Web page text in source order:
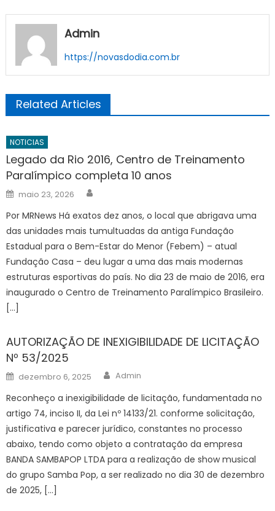
Admin
https://novasdodia.com.br
Related Articles
NOTICIAS
Legado da Rio 2016, Centro de Treinamento
Paralímpico completa 10 anos
Posted
on
maio 23, 2026
Por MRNews Há exatos dez anos, o local que abrigava uma
das unidades mais tumultuadas da antiga Fundação
Estadual para o Bem-Estar do Menor (Febem) – atual
Fundação Casa – deu lugar a uma das mais modernas
estruturas esportivas do país. No dia 23 de maio de 2016, era
inaugurado o Centro de Treinamento Paralímpico Brasileiro.
[…]
AUTORIZAÇÃO DE INEXIGIBILIDADE DE LICITAÇÃO
Nº 53/2025
Posted
on
dezembro 6, 2025 Author
Admin
Reconheço a inexigibilidade de licitação, fundamentada no
artigo 74, inciso II, da Lei nº 14133/21. conforme solicitação,
justificativa e parecer jurídico, constantes no processo
abaixo, tendo como objeto a contratação da empresa
BANDA SAMBAPOP LTDA para a realização de show musical
do grupo Samba Pop, a ser realizado no dia 30 de dezembro
de 2025, […]